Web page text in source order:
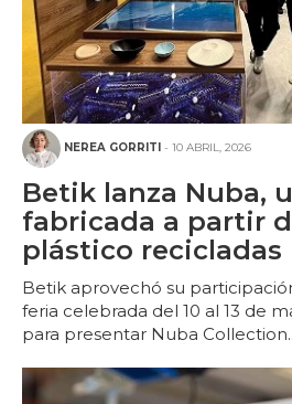
NEREA GORRITI - 10 ABRIL, 2026
Betik lanza Nuba,
fabricada a partir
plástico recicladas
Betik aprovechó su
feria celebrada del 10 al 13 de
para presentar Nuba